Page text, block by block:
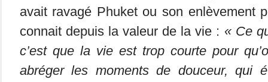
avait ravagé Phuket ou son enlèvement
connait depuis la valeur de la vie : « Ce
c’est que la vie est trop courte pour
abréger les moments de douceur, qui